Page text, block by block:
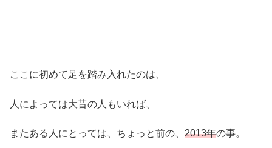
ここに初めて足を踏み入れたのは、
人によっては大昔の人もいれば、
またある人にとっては、ちょっと前の、 2013年の事。